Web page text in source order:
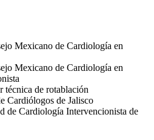
Mexicano de Cardiología en
Mexicano de Cardiología en
técnica de rotablación
Cardiólogos de Jalisco
de Cardiología Intervencionista de